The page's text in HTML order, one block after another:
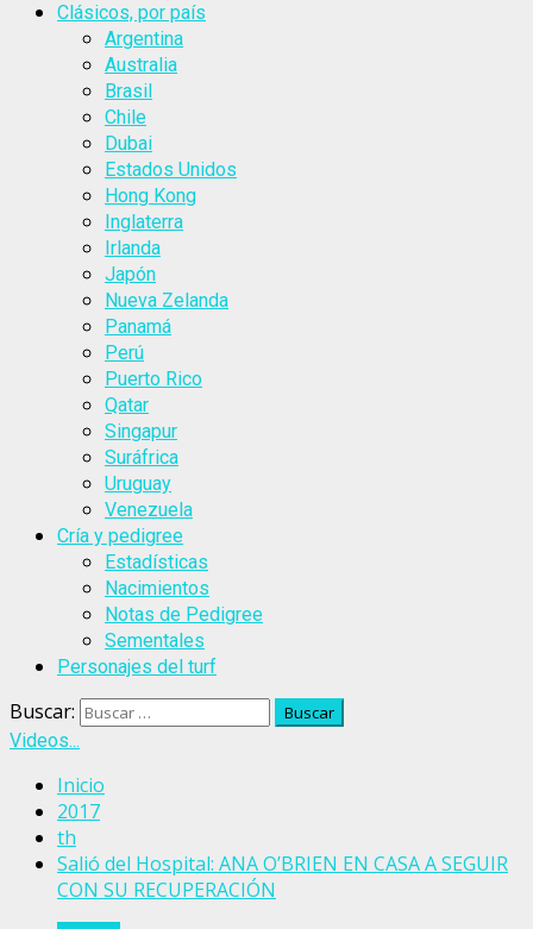
Clásicos, por país
Argentina
Australia
Brasil
Chile
Dubai
Estados Unidos
Hong Kong
Inglaterra
Irlanda
Japón
Nueva Zelanda
Panamá
Perú
Puerto Rico
Qatar
Singapur
Suráfrica
Uruguay
Venezuela
Cría y pedigree
Estadísticas
Nacimientos
Notas de Pedigree
Sementales
Personajes del turf
Buscar:
Videos...
Inicio
2017
th
Salió del Hospital: ANA O’BRIEN EN CASA A SEGUIR
CON SU RECUPERACIÓN